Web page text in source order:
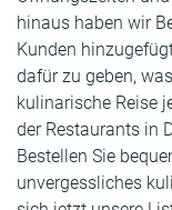
hinaus haben wir
Kunden
dafür zu geben,
kulinarische Reise
der Restaurants in
Bestellen Sie
unvergessliches